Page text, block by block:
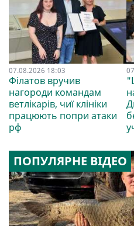
07.08.2026 18:03
Філатов вручив
нагороди командам
ветлікарів, чиї клініки
працюють попри атаки
рф
ПОПУЛЯРНЕ ВІДЕО